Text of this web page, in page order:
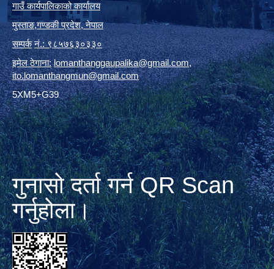
गाउँ कार्यपालिकाको कार्यालय
मुस्ताङ,गण्डकी प्रदेश,नेपाल
सम्पर्क नं.: ९८५७६३०३३०
इमेल ठेगाना: lomanthanggaupalika@gmail.com,
ito.lomanthangmun@gmail.com
5XM5+G39
गुनासो दर्ता गर्न QR Scan
गर्नुहोला।